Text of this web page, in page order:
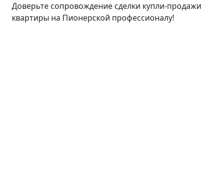
Доверьте сопровождение сделки купли-продажи
квартиры на Пионерской профессионалу!